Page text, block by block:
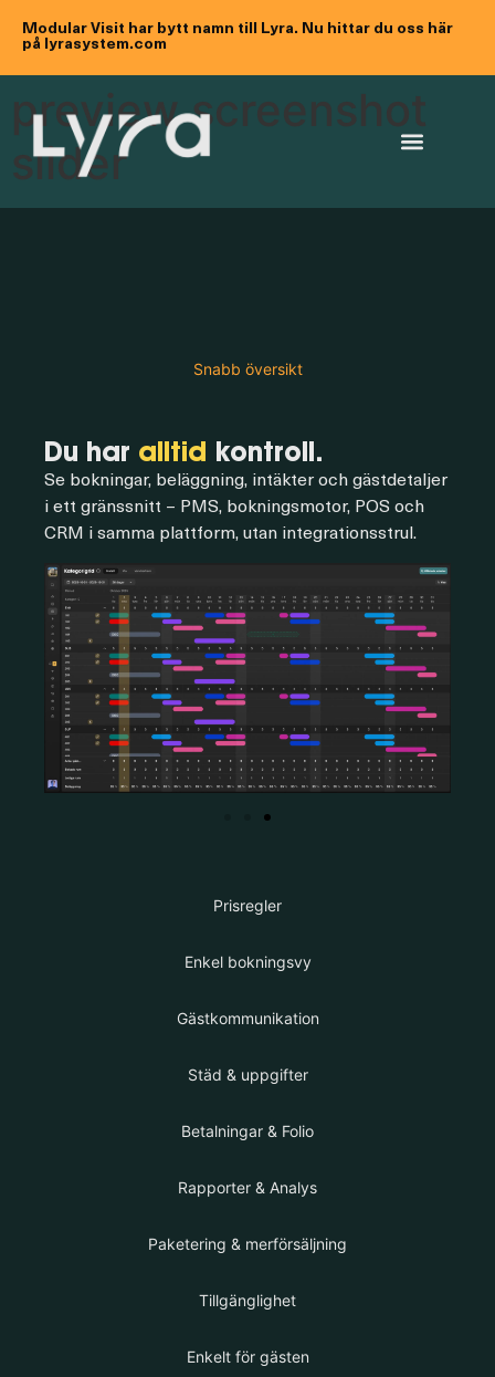
Modular Visit har bytt namn till Lyra. Nu hittar du oss här
på lyrasystem.com
preview screenshot
slider
Snabb översikt
Prisregler
Enkel bokningsvy
Gästkommunikation
Städ & uppgifter
Betalningar & Folio
Rapporter & Analys
Paketering & merförsäljning
Tillgänglighet
Enkelt för gästen
Du har alltid kontroll.
Se bokningar, beläggning, intäkter och gästdetaljer
i ett gränssnitt – PMS, bokningsmotor, POS och
CRM i samma plattform, utan integrationsstrul.